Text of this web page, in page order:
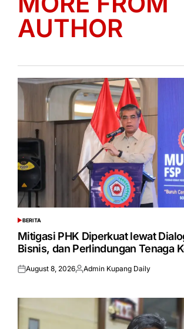
AUTHOR
POSTED
IN
BERITA
Mitigasi PHK Diperkuat lewat
Bisnis, dan Perlindungan Tenaga
Posted
August 8, 2026Posted
Admin Kupang Daily